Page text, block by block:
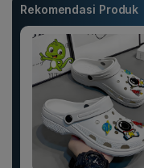
Rekomendasi Produk